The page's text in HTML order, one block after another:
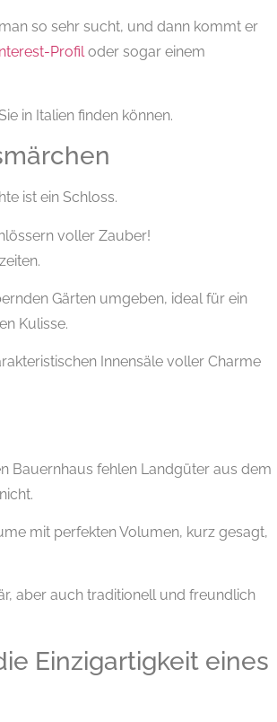
so sehr sucht, und dann kommt er
Profiloder sogar einem
in Italien finden können.
ist ein Schloss.
voller Zauber!
Gärten umgeben, ideal für ein
Kulisse.
Innensäle voller Charme
Bauernhaus fehlen Landgüter aus dem
mit perfekten Volumen, kurz gesagt,
aber auch traditionell und freundlich
Einzigartigkeit eines